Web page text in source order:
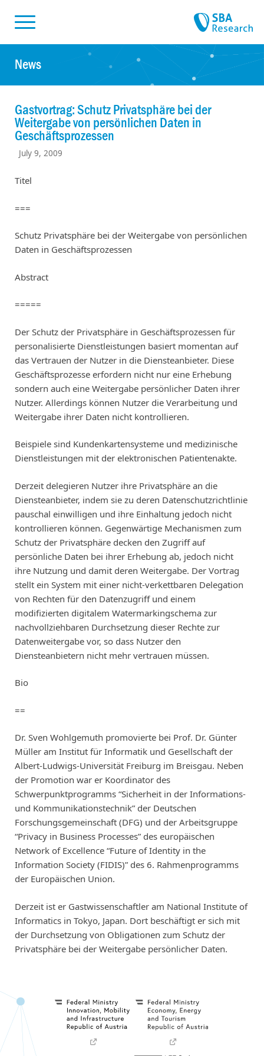
News
Gastvortrag: Schutz Privatsphäre bei der
Weitergabe von persönlichen Daten in
Geschäftsprozessen
July 9, 2009
Titel
===
Schutz Privatsphäre bei der Weitergabe von persönlichen
Daten in Geschäftsprozessen
Abstract
=====
Der Schutz der Privatsphäre in Geschäftsprozessen für
personalisierte Dienstleistungen basiert momentan auf
das Vertrauen der Nutzer in die Diensteanbieter. Diese
Geschäftsprozesse erfordern nicht nur eine Erhebung
sondern auch eine Weitergabe persönlicher Daten ihrer
Nutzer. Allerdings können Nutzer die Verarbeitung und
Weitergabe ihrer Daten nicht kontrollieren.
Beispiele sind Kundenkartensysteme und medizinische
Dienstleistungen mit der elektronischen Patientenakte.
Derzeit delegieren Nutzer ihre Privatsphäre an die
Diensteanbieter, indem sie zu deren Datenschutzrichtlinie
pauschal einwilligen und ihre Einhaltung jedoch nicht
kontrollieren können. Gegenwärtige Mechanismen zum
Schutz der Privatsphäre decken den Zugriff auf
persönliche Daten bei ihrer Erhebung ab, jedoch nicht
ihre Nutzung und damit deren Weitergabe. Der Vortrag
stellt ein System mit einer nicht-verkettbaren Delegation
von Rechten für den Datenzugriff und einem
modifizierten digitalem Watermarkingschema zur
nachvollziehbaren Durchsetzung dieser Rechte zur
Datenweitergabe vor, so dass Nutzer den
Diensteanbietern nicht mehr vertrauen müssen.
Bio
==
Dr. Sven Wohlgemuth promovierte bei Prof. Dr. Günter
Müller am Institut für Informatik und Gesellschaft der
Albert-Ludwigs-Universität Freiburg im Breisgau. Neben
der Promotion war er Koordinator des
Schwerpunktprogramms “Sicherheit in der Informations-
und Kommunikationstechnik” der Deutschen
Forschungsgemeinschaft (DFG) und der Arbeitsgruppe
“Privacy in Business Processes” des europäischen
Network of Excellence “Future of Identity in the
Information Society (FIDIS)” des 6. Rahmenprogramms
der Europäischen Union.
Derzeit ist er Gastwissenschaftler am National Institute of
Informatics in Tokyo, Japan. Dort beschäftigt er sich mit
der Durchsetzung von Obligationen zum Schutz der
Privatsphäre bei der Weitergabe persönlicher Daten.